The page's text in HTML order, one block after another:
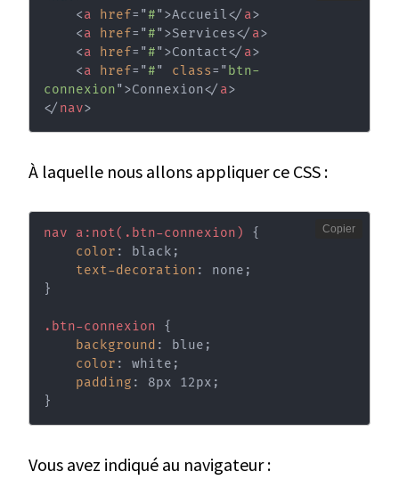
<a href= "#">Accueil</ a>
<a href= "#">Services</ a>
<a href= "#">Contact</ a>
<a href= "#" class= " btn-
connexion">Connexion</ a>
</ nav>
À laquelle nous allons appliquer ce CSS :
nav a:not(.btn-connexion)
{
color : black ;
text-decoration : none ;
}
.btn-connexion
{
background : blue ;
color : white ;
padding : 8px 12px ;
}
Copier
Vous avez indiqué au navigateur :